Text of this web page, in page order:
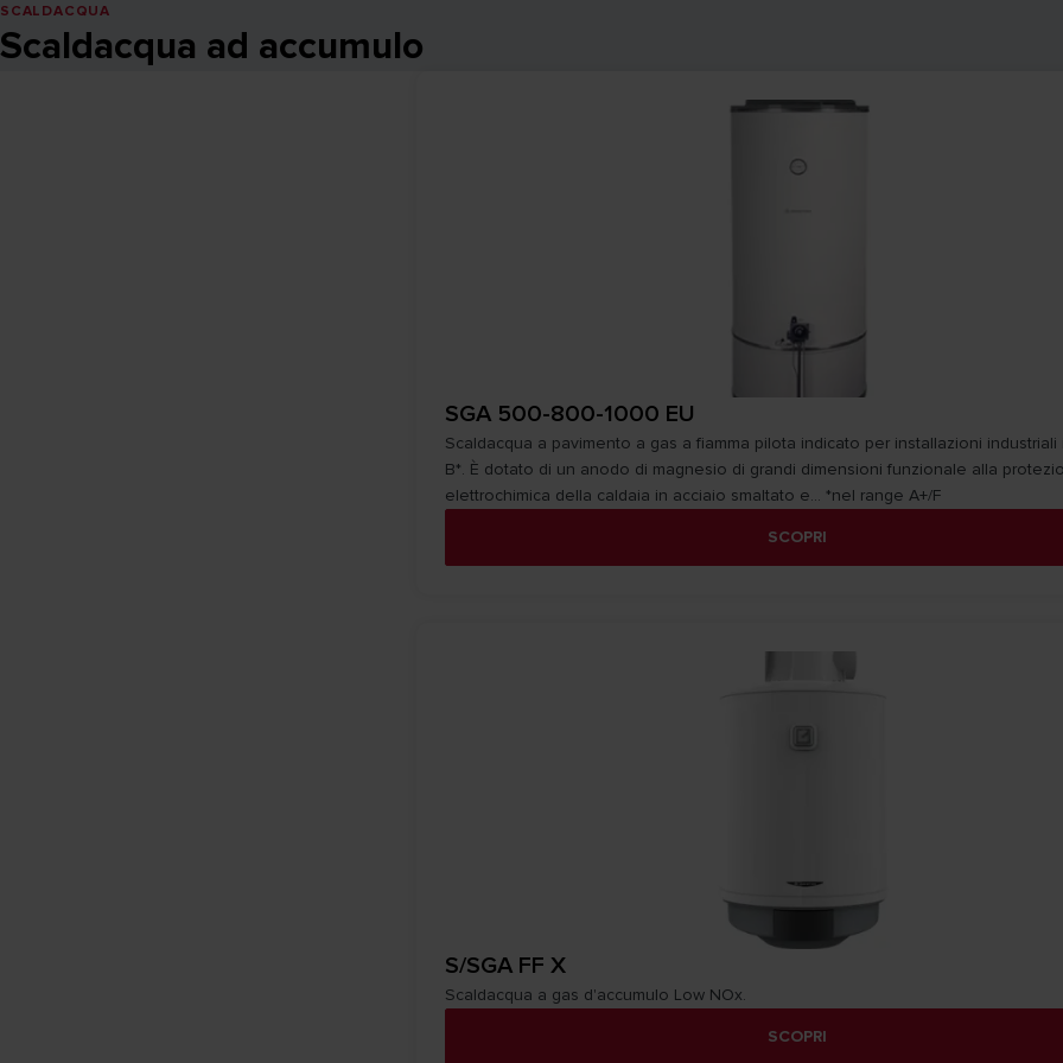
SCALDACQUA
Scaldacqua ad accumulo
SGA 500-800-1000 EU
Scaldacqua a pavimento a gas a fiamma pilota indicato per installazioni industriali
B*. È dotato di un anodo di magnesio di grandi dimensioni funzionale alla
elettrochimica della caldaia in acciaio smaltato e... *nel range A+/F
SCOPRI
S/SGA FF X
Scaldacqua a gas d'accumulo Low NOx.
SCOPRI